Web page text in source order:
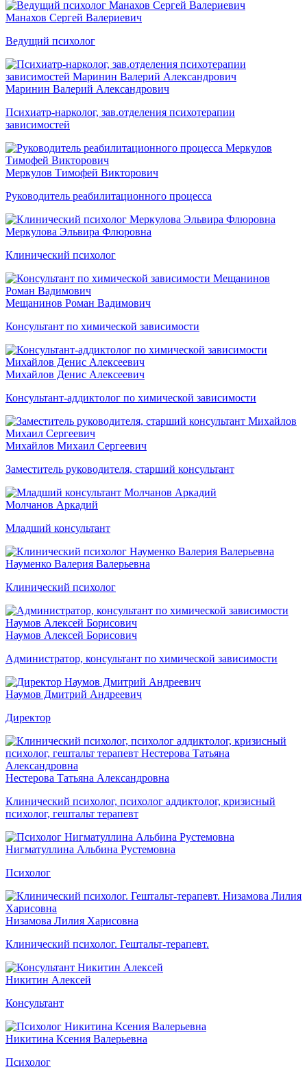
Манахов Сергей Валериевич
Ведущий психолог
Маринин Валерий Александрович
Психиатр-нарколог, зав.отделения психотерапии
зависимостей
Меркулов Тимофей Викторович
Руководитель реабилитационного процесса
Меркулова Эльвира Флюровна
Клинический психолог
Мещанинов Роман Вадимович
Консультант по химической зависимости
Михайлов Денис Алексеевич
Консультант-аддиктолог по химической зависимости
Михайлов Михаил Сергеевич
Заместитель руководителя, старший консультант
Молчанов Аркадий
Младший консультант
Науменко Валерия Валерьевна
Клинический психолог
Наумов Алексей Борисович
Администратор, консультант по химической зависимости
Наумов Дмитрий Андреевич
Директор
Нестерова Татьяна Александровна
Клинический психолог, психолог аддиктолог, кризисный
психолог, гештальт терапевт
Нигматуллина Альбина Рустемовна
Психолог
Низамова Лилия Харисовна
Клинический психолог. Гештальт-терапевт.
Никитин Алексей
Консультант
Никитина Ксения Валерьевна
Психолог